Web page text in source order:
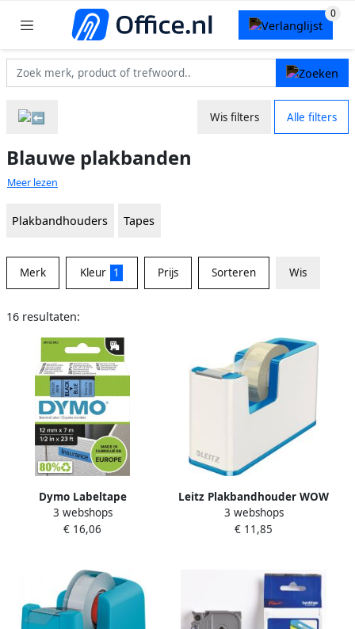
Wis filters Alle filters
Blauwe plakbanden
Meer lezen
Plakbandhouders Tapes
Merk Kleur 1 Prijs Sorteren Wis
16 resultaten:
Dymo Labeltape
LabelManager D1 polyester
12mm zwart op blauw
3 webshops
€ 16,06
Leitz Plakbandhouder WOW
wit blauw
3 webshops
€ 11,85